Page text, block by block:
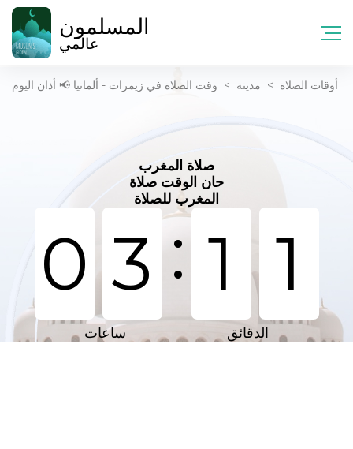
المسلمون
عالمي
أوقات الصلاة > مدينة > وقت الصلاة في زیمرات - ألمانيا 📢 أذان اليوم
صلاة المغرب
حان الوقت صلاة
المغرب للصلاة
0 3 : 1 1
ساعات الدقائق